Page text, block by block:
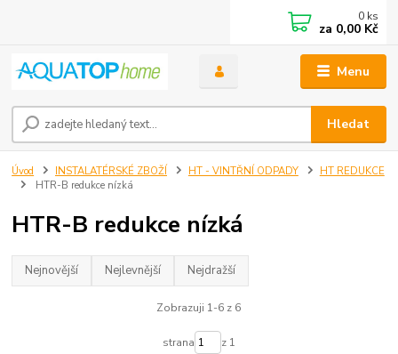
Menu
Hledat
0 ks
za 0,00 Kč
Úvod INSTALATÉRSKÉ ZBOŽÍ HT - VINTŘNÍ ODPADY
HT REDUKCE
HTR-B redukce nízká
HTR-B redukce nízká
Nejnovější Nejlevnější Nejdražší
Zobrazuji 1-6 z 6
strana z 1